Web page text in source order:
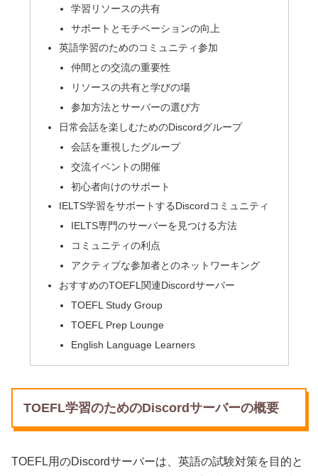
学習リソースの共有
サポートとモチベーションの向上
英語学習のためのコミュニティ参加
仲間との交流の重要性
リソースの共有と学びの場
参加方法とサーバーの選び方
日常会話を楽しむためのDiscordグループ
会話を重視したグループ
交流イベントの開催
初心者向けのサポート
IELTS学習をサポートするDiscordコミュニティ
IELTS専門のサーバーを見つける方法
コミュニティの利点
アクティブな参加者とのネットワーキング
おすすめのTOEFL関連Discordサーバー
TOEFL Study Group
TOEFL Prep Lounge
English Language Learners
TOEFL学習のためのDiscordサーバーの概要
TOEFL用のDiscordサーバーは、英語の試験対策を目的と